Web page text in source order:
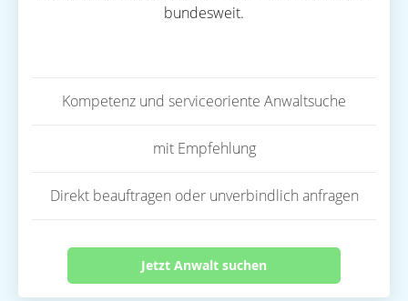
bundesweit.
Kompetenz und serviceoriente Anwaltsuche
mit Empfehlung
Direkt beauftragen oder unverbindlich anfragen
Jetzt Anwalt suchen